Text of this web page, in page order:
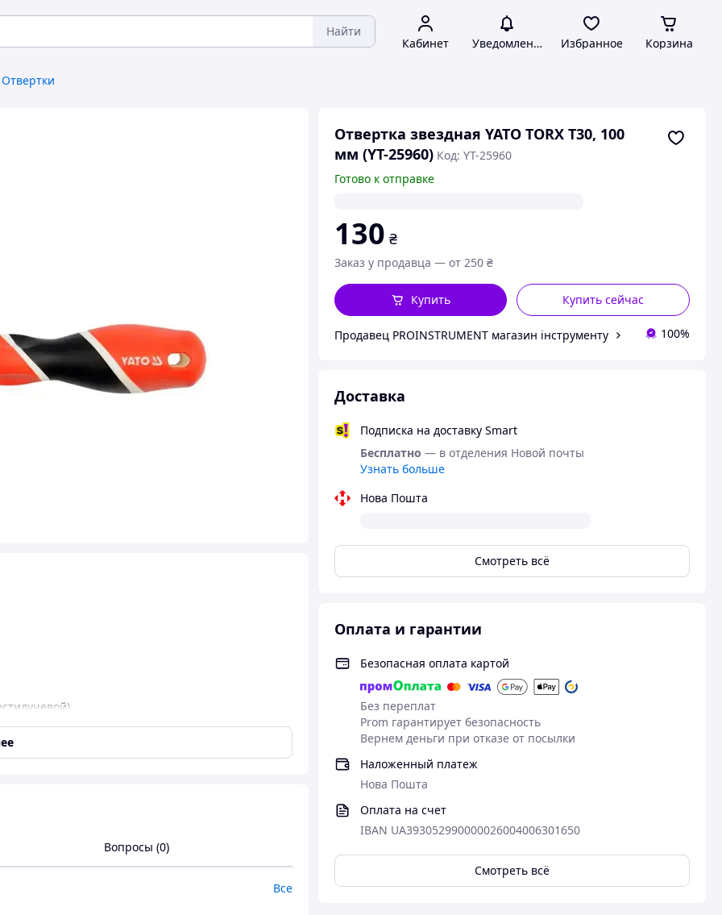
Найти
Кабинет Уведомления Избранное Корзина
Отвертки
Отвертка звездная YATO TORX T30, 100
мм (YT-25960) Код: YT-25960
Готово к отправке
130 ₴
Заказ у продавца — от 250 ₴
Купить сейчас
Купить
Продавец PROINSTRUMENT магазин інструменту 100%
Доставка
Подписка на доставку Smart
Бесплатно — в отделения Новой почты
Узнать больше
Нова Пошта
Смотреть всё
Оплата и гарантии
Безопасная оплата картой
Без переплат
Prom гарантирует безопасность
Вернем деньги при отказе от посылки
Наложенный платеж
Нова Пошта
Оплата на счет
IBAN UA393052990000026004006301650
Смотреть всё
Вопросы (0)
Все